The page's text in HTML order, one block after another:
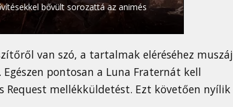
bővült sorozattá az animés
van szó, a tartalmak eléréséhez muszáj
pontosan a Luna Fraternát kell
Request mellékküldetést. Ezt követően nyílik